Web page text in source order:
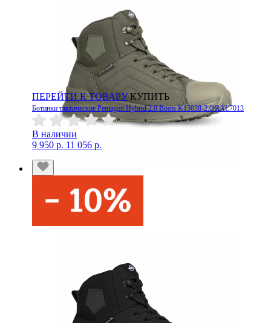
ПЕРЕЙТИ К ТОВАРУ КУПИТЬ
Ботинки тактические Pentagon Hybrid 2.0 Boots K15038-2.0 RAL7013
В наличии
9 950 р. 11 056 р.